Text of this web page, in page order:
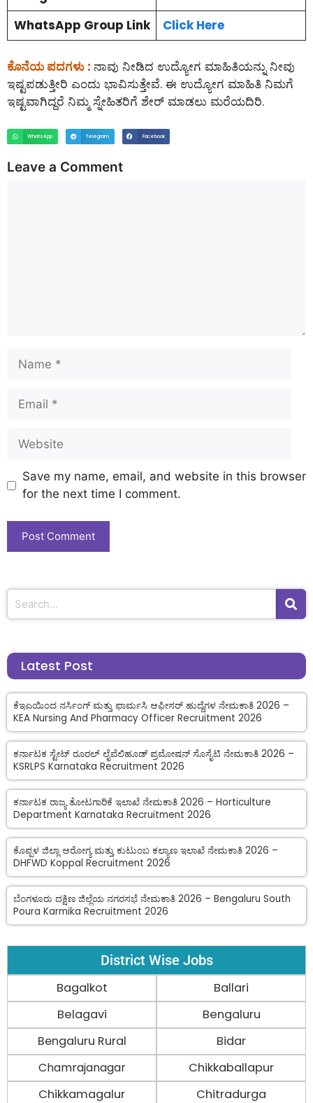
WhatsApp Group Link
Click Here
ಕೊನೆಯ ಪದಗಳು : ನಾವು ನೀಡಿದ ಉದ್ಯೋಗ ಮಾಹಿತಿಯನ್ನು ನೀವು
ಇಷ್ಟಪಡುತ್ತೀರಿ ಎಂದು ಭಾವಿಸುತ್ತೇವೆ. ಈ ಉದ್ಯೋಗ ಮಾಹಿತಿ ನಿಮಗೆ
ಇಷ್ಟವಾಗಿದ್ದರೆ ನಿಮ್ಮ ಸ್ನೇಹಿತರಿಗೆ ಶೇರ್ ಮಾಡಲು ಮರೆಯದಿರಿ.
WhatsApp Telegram Facebook
Leave a Comment
Save my name, email, and website in this browser
for the next time I comment.
Latest Post
ಕೆಇಎಯಿಂದ ನರ್ಸಿಂಗ್ ಮತ್ತು ಫಾರ್ಮಸಿ ಆಫೀಸರ್ ಹುದ್ದೆಗಳ ನೇಮಕಾತಿ 2026 –
KEA Nursing And Pharmacy Officer Recruitment 2026
ಕರ್ನಾಟಕ ಸ್ಟೇಟ್ ರೂರಲ್ ಲೈವೆಲಿಹೂಡ್ ಪ್ರಮೋಷನ್ ಸೊಸೈಟಿ ನೇಮಕಾತಿ 2026 –
KSRLPS Karnataka Recruitment 2026
ಕರ್ನಾಟಕ ರಾಜ್ಯ ತೋಟಗಾರಿಕೆ ಇಲಾಖೆ ನೇಮಕಾತಿ 2026 – Horticulture
Department Karnataka Recruitment 2026
ಕೊಪ್ಪಳ ಜಿಲ್ಲಾ ಆರೋಗ್ಯ ಮತ್ತು ಕುಟುಂಬ ಕಲ್ಯಾಣ ಇಲಾಖೆ ನೇಮಕಾತಿ 2026 –
DHFWD Koppal Recruitment 2026
ಬೆಂಗಳೂರು ದಕ್ಷಿಣ ಜಿಲ್ಲೆಯ ನಗರಸಭೆ ನೇಮಕಾತಿ 2026 – Bengaluru South
Poura Karmika Recruitment 2026
District Wise Jobs
Bagalkot
Ballari
Belagavi
Bengaluru
Bengaluru Rural
Bidar
Chamrajanagar
Chikkaballapur
Chikkamagalur
Chitradurga